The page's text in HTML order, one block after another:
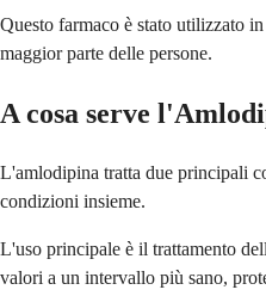
Questo farmaco è stato utilizzato
maggior parte delle persone.
A cosa serve
L'amlodipina tratta due principali
condizioni insieme.
L'uso principale è il trattamento
valori a un intervallo più sano,